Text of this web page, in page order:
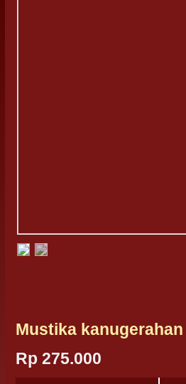
Mustika kanugerahan
Rp 275.000